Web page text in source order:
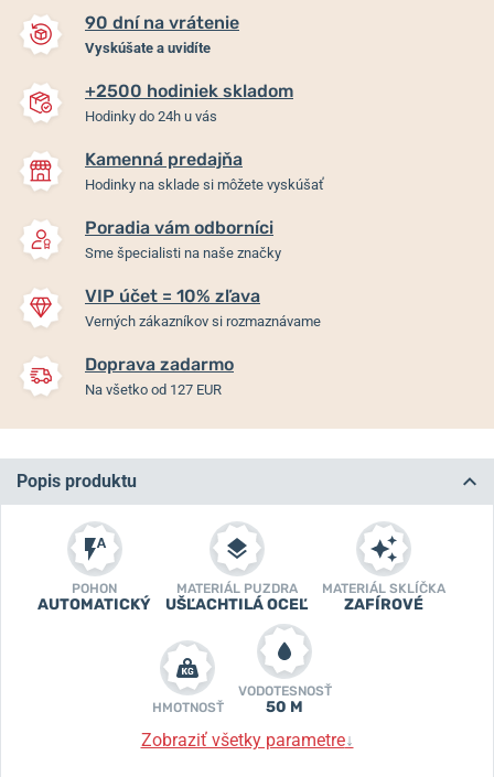
90 dní na vrátenie
Vyskúšate a uvidíte
+2500 hodiniek skladom
Hodinky do 24h u vás
Kamenná predajňa
Hodinky na sklade si môžete vyskúšať
Poradia vám odborníci
Sme špecialisti na naše značky
VIP účet = 10% zľava
Verných zákazníkov si rozmaznávame
Doprava zadarmo
Na všetko od 127 EUR
Popis produktu
POHON
AUTOMATICKÝ
MATERIÁL PUZDRA
UŠĽACHTILÁ OCEĽ
MATERIÁL SKLÍČKA
ZAFÍROVÉ
HMOTNOSŤ
VODOTESNOSŤ
50 M
Zobraziť všetky parametre↓